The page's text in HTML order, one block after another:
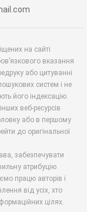
на сайті
вказання
або цитуванні
систем і не
його індексацію.
веб-ресурсів
або в першому
до оригінальної
забезпечувати
атрибуцію
працю авторів і
від усіх, хто
цілях.